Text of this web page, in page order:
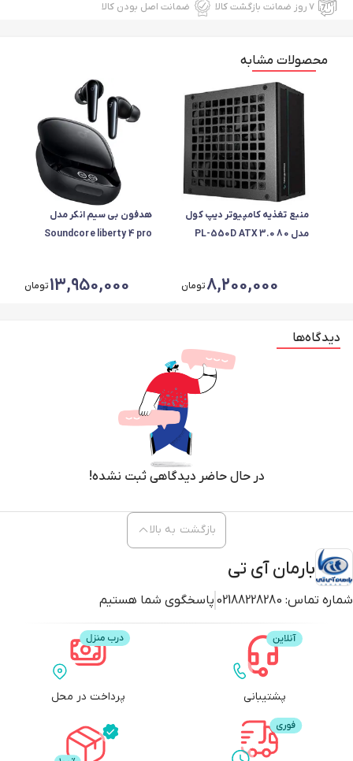
۷ روز ضمانت بازگشت کالا ضمانت اصل بودن کالا
محصولات مشابه
منبع تغذیه کامپیوتر دیپ کول
مدل PL-550D ATX 3.0 80
8,200,000تومان
هدفون بی سیم انکر مدل
Soundcore liberty 4 pro
13,950,000تومان
دیدگاه‌ها
در حال حاضر دیدگاهی ثبت نشده!
بارمان آی تی
شماره تماس: 02188228280 پاسخگوی شما هستیم
بازگشت به بالا
پشتیبانی پرداخت در محل